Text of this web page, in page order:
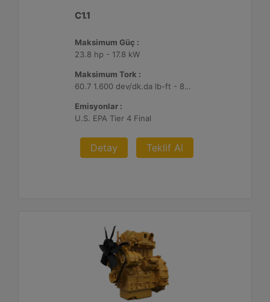
C1.1
Maksimum Güç :
23.8 hp - 17.8 kW
Maksimum Tork :
60.7 1.600 dev/dk.da lb-ft - 82.3 1.600 dev/dk.da Nm
Emisyonlar :
U.S. EPA Tier 4 Final
Detay Teklif Al